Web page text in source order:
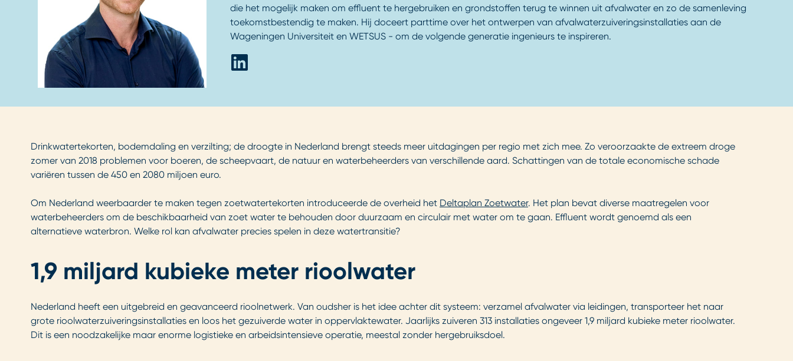
die het mogelijk maken om effluent te hergebruiken en grondstoffen terug te winnen uit afvalwater en zo de samenleving
toekomstbestendig te maken. Hij doceert parttime over het ontwerpen van afvalwaterzuiveringsinstallaties aan de
Wageningen Universiteit en WETSUS - om de volgende generatie ingenieurs te inspireren.
Drinkwatertekorten, bodemdaling en verzilting; de droogte in Nederland brengt steeds meer uitdagingen per regio met zich mee. Zo veroorzaakte de extreem droge
zomer van 2018 problemen voor boeren, de scheepvaart, de natuur en waterbeheerders van verschillende aard. Schattingen van de totale economische schade
variëren tussen de 450 en 2080 miljoen euro.
Om Nederland weerbaarder te maken tegen zoetwatertekorten introduceerde de overheid het Deltaplan Zoetwater. Het plan bevat diverse maatregelen voor
waterbeheerders om de beschikbaarheid van zoet water te behouden door duurzaam en circulair met water om te gaan. Effluent wordt genoemd als een
alternatieve waterbron. Welke rol kan afvalwater precies spelen in deze watertransitie?
1,9 miljard kubieke meter rioolwater
Nederland heeft een uitgebreid en geavanceerd rioolnetwerk. Van oudsher is het idee achter dit systeem: verzamel afvalwater via leidingen, transporteer het naar
grote rioolwaterzuiveringsinstallaties en loos het gezuiverde water in oppervlaktewater. Jaarlijks zuiveren 313 installaties ongeveer 1,9 miljard kubieke meter rioolwater.
Dit is een noodzakelijke maar enorme logistieke en arbeidsintensieve operatie, meestal zonder hergebruiksdoel.